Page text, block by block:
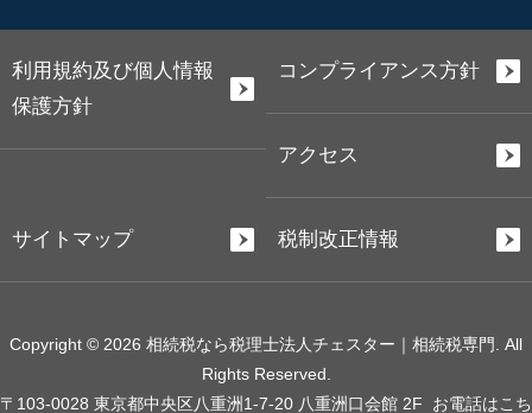
利用規約及び個人情報
保護方針
コンプライアンス方針
アクセス
サイトマップ 税制改正情報
Copyright © 2026 相続税なら税理士法人チェスター｜相続税専門. All
Rights Reserved.
〒103-0028 東京都中央区八重洲1-7-20 八重洲口会館 2F お電話はこち